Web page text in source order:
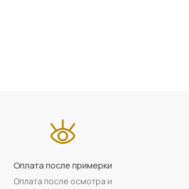
Оплата после примерки
Оплата после осмотра и